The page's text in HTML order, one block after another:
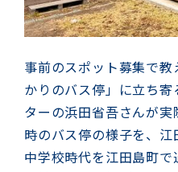
事前のスポット募集で
かりのバス停」に立ち
ターの浜田省吾さんが
時のバス停の様子を、江
中学校時代を江田島町